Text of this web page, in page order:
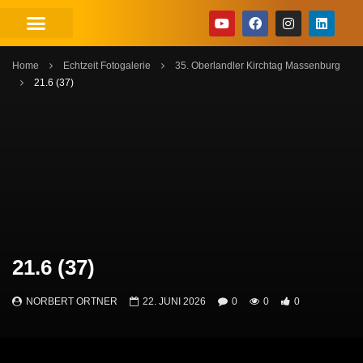
Home Echtzeit Fotogalerie
35. Oberlandler Kirchtag Massenburg
21.6 (37)
21.6 (37)
NORBERT ORTNER 22. JUNI 2026 0 0 0